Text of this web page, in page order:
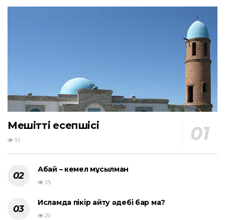
Мешіттің есепшісі
51
Абай – кемел мұсылман
35
Исламда пікір айту әдебі бар ма?
20